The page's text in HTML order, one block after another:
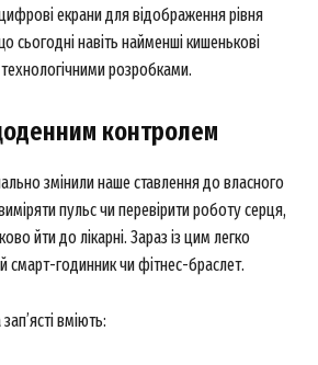
екрани для відображення рівня
сьогодні навіть найменші кишенькові
розробками.
контролем
змінили наше ставлення до власного
пульс чи перевірити роботу серця,
йти до лікарні. Зараз із цим легко
смарт-годинник чи фітнес-браслет.
вміють: